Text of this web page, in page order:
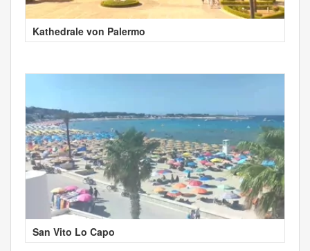
Kathedrale von Palermo
San Vito Lo Capo